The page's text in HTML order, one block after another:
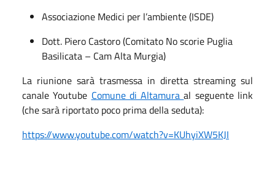
Associazione Medici per l’ambiente (ISDE)
Dott. Piero Castoro (Comitato No scorie Puglia
Basilicata – Cam Alta Murgia)
La riunione sarà trasmessa in diretta streaming sul
canale Youtube Comune di Altamuraal seguente link
(che sarà riportato poco prima della seduta):
https://www.youtube.com/watch?v=KUhyiXW5KJI